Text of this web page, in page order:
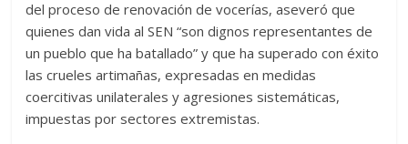
del proceso de renovación de vocerías, aseveró que
quienes dan vida al SEN “son dignos representantes de
un pueblo que ha batallado” y que ha superado con éxito
las crueles artimañas, expresadas en medidas
coercitivas unilaterales y agresiones sistemáticas,
impuestas por sectores extremistas.